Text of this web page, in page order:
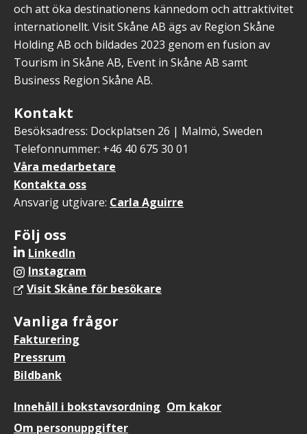
och att öka destinationens kännedom och attraktivitet
internationellt. Visit Skåne AB ägs av Region Skåne
Holding AB och bildades 2023 genom en fusion av
Tourism in Skåne AB, Event in Skåne AB samt
Business Region Skåne AB.
Kontakt
Besöksadress: Dockplatsen 26 | Malmö, Sweden
Telefonnummer: +46 40 675 30 01
Våra medarbetare
Kontakta oss
Ansvarig utgivare: Carla Aguirre
Följ oss
LinkedIn
Instagram
Visit Skåne för besökare
Vanliga frågor
Fakturering
Pressrum
Bildbank
Sidfotsmeny
Innehåll i bokstavsordning Om kakor
Om personuppgifter